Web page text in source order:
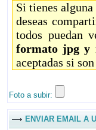
Si tienes
deseas
todos puedan
formato jpg y
aceptadas si
Foto a subir:
ENVIAR EMAIL A